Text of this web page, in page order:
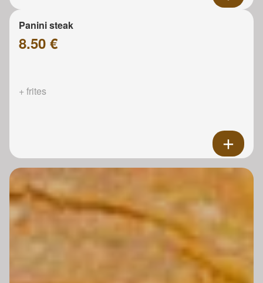
Panini steak
8.50 €
+ frites